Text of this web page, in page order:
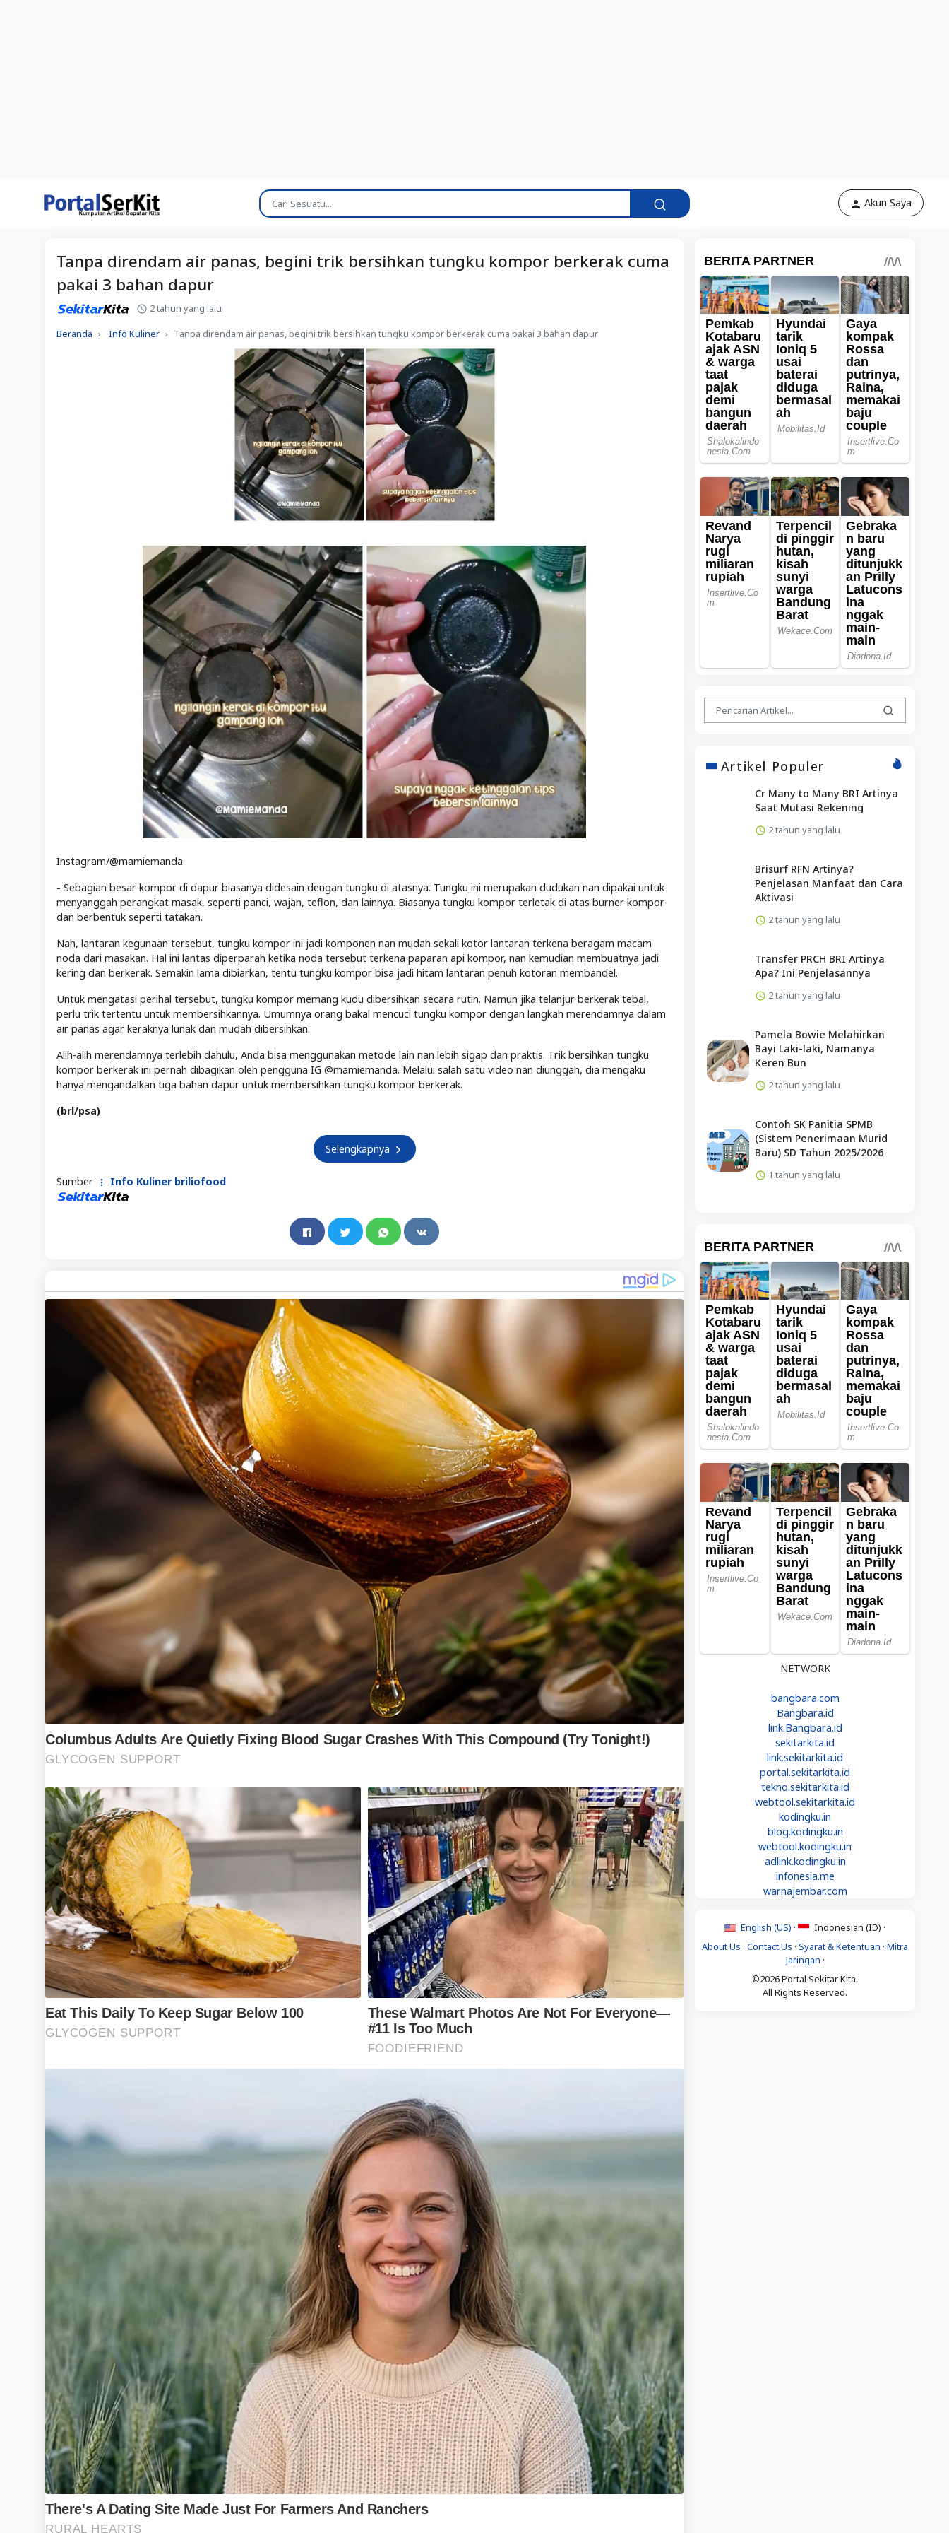
Akun Saya
Tanpa direndam air panas, begini trik bersihkan tungku kompor berkerak cuma
pakai 3 bahan dapur
2 tahun yang lalu
Beranda Info Kuliner Tanpa direndam air panas, begini trik bersihkan tungku kompor berkerak cuma pakai 3 bahan dapur
Instagram/@mamiemanda
- Sebagian besar kompor di dapur biasanya didesain dengan tungku di atasnya. Tungku ini merupakan dudukan nan dipakai untuk
menyanggah perangkat masak, seperti panci, wajan, teflon, dan lainnya. Biasanya tungku kompor terletak di atas burner kompor
dan berbentuk seperti tatakan.
Nah, lantaran kegunaan tersebut, tungku kompor ini jadi komponen nan mudah sekali kotor lantaran terkena beragam macam
noda dari masakan. Hal ini lantas diperparah ketika noda tersebut terkena paparan api kompor, nan kemudian membuatnya jadi
kering dan berkerak. Semakin lama dibiarkan, tentu tungku kompor bisa jadi hitam lantaran penuh kotoran membandel.
Untuk mengatasi perihal tersebut, tungku kompor memang kudu dibersihkan secara rutin. Namun jika telanjur berkerak tebal,
perlu trik tertentu untuk membersihkannya. Umumnya orang bakal mencuci tungku kompor dengan langkah merendamnya dalam
air panas agar keraknya lunak dan mudah dibersihkan.
Alih-alih merendamnya terlebih dahulu, Anda bisa menggunakan metode lain nan lebih sigap dan praktis. Trik bersihkan tungku
kompor berkerak ini pernah dibagikan oleh pengguna IG @mamiemanda. Melalui salah satu video nan diunggah, dia mengaku
hanya mengandalkan tiga bahan dapur untuk membersihkan tungku kompor berkerak.
(brl/psa)
Selengkapnya
Sumber Info Kuliner briliofood
Artikel Populer
Cr Many to Many BRI Artinya
Saat Mutasi Rekening
2 tahun yang lalu
Brisurf RFN Artinya?
Penjelasan Manfaat dan Cara
Aktivasi
2 tahun yang lalu
Transfer PRCH BRI Artinya
Apa? Ini Penjelasannya
2 tahun yang lalu
Pamela Bowie Melahirkan
Bayi Laki-laki, Namanya
Keren Bun
2 tahun yang lalu
Contoh SK Panitia SPMB
(Sistem Penerimaan Murid
Baru) SD Tahun 2025/2026
1 tahun yang lalu
NETWORK
bangbara.com
Bangbara.id
link.Bangbara.id
sekitarkita.id
link.sekitarkita.id
portal.sekitarkita.id
tekno.sekitarkita.id
webtool.sekitarkita.id
kodingku.in
blog.kodingku.in
webtool.kodingku.in
adlink.kodingku.in
infonesia.me
warnajembar.com
English (US) ·
Indonesian (ID) ·
About Us · Contact Us · Syarat & Ketentuan · Mitra
Jaringan ·
©2026 Portal Sekitar Kita.
All Rights Reserved.